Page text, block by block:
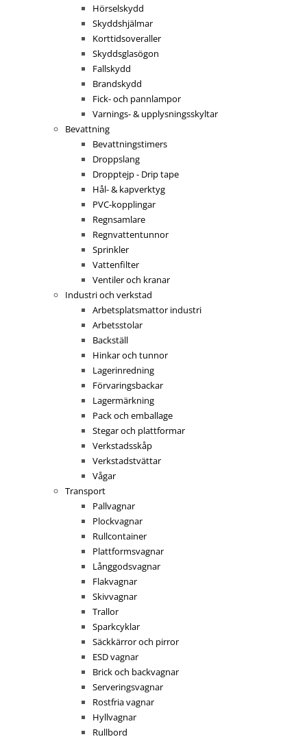
Hörselskydd
Skyddshjälmar
Korttidsoveraller
Skyddsglasögon
Fallskydd
Brandskydd
Fick- och pannlampor
Varnings- & upplysningsskyltar
Bevattning
Bevattningstimers
Droppslang
Dropptejp - Drip tape
Hål- & kapverktyg
PVC-kopplingar
Regnsamlare
Regnvattentunnor
Sprinkler
Vattenfilter
Ventiler och kranar
Industri och verkstad
Arbetsplatsmattor industri
Arbetsstolar
Backställ
Hinkar och tunnor
Lagerinredning
Förvaringsbackar
Lagermärkning
Pack och emballage
Stegar och plattformar
Verkstadsskåp
Verkstadstvättar
Vågar
Transport
Pallvagnar
Plockvagnar
Rullcontainer
Plattformsvagnar
Långgodsvagnar
Flakvagnar
Skivvagnar
Trallor
Sparkcyklar
Säckkärror och pirror
ESD vagnar
Brick och backvagnar
Serveringsvagnar
Rostfria vagnar
Hyllvagnar
Rullbord